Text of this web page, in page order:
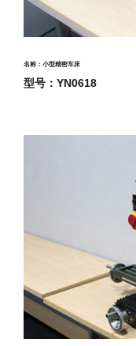
名称：小型精密车床
型号：YN0618